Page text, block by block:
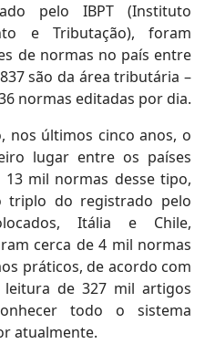
pelo IBPT (Instituto
e Tributação), foram
de normas no país entre
são da área tributária –
normas editadas por dia.
nos últimos cinco anos, o
lugar entre os países
mil normas desse tipo,
triplo do registrado pelo
Itália e Chile,
cerca de 4 mil normas
práticos, de acordo com
leitura de 327 mil artigos
todo o sistema
atualmente.